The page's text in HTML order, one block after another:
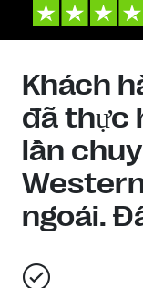
Khách
đã thực
lần
ngoái.